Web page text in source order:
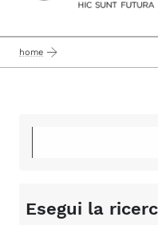
home
Esegui la